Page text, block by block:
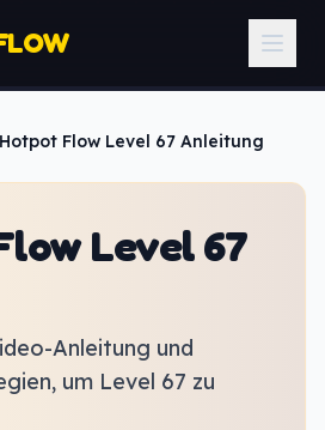
Hotpot Flow Level 67 Anleitung
Level 67
Anleitung und
um Level 67 zu